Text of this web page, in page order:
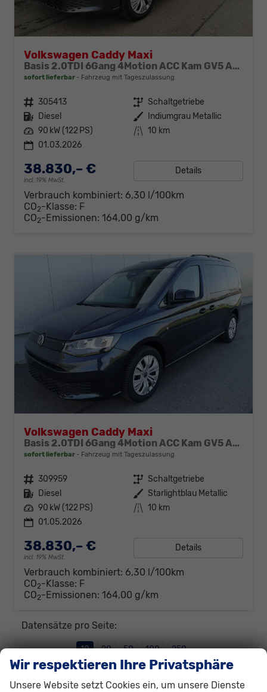
Volkswagen Caddy Maxi
Basis 2.0TDI 6Gang 4Motion ACC Kam GV5 App AHK Reling
sofort lieferbar Fahrzeug mit Tageszulassung
Fahrzeugnr. 305413 Getriebe Schaltgetriebe
Kraftstoff Diesel Außenfarbe
Indiumgrau Metallic
Leistung 90 kW (122 PS) Kilometerstand 10 km
01.03.2026
38.830,– €
incl. 19% MwSt.
Details
Verbrauch kombiniert: 6,30 l/100km
CO2-Klasse: F
CO2-Emissionen: 164,00 g/km
Volkswagen Caddy Maxi
Basis 2.0TDI 6Gang 4Motion ACC Kam GV5 App AHK Reling
sofort lieferbar Fahrzeug mit Tageszulassung
Fahrzeugnr. 309959 Getriebe Schaltgetriebe
Kraftstoff Diesel Außenfarbe Starlightblau Metallic
Leistung 90 kW (122 PS) Kilometerstand 10 km
01.05.2026
38.830,– €
incl. 19% MwSt.
Details
Verbrauch kombiniert: 6,30 l/100km
CO2-Klasse: F
CO2-Emissionen: 164,00 g/km
Datensätze pro Seite:
10 20 50 100 250
Seiten:
Wir respektieren Ihre Privatsphäre
Unsere Website setzt Cookies ein, um unsere Dienste